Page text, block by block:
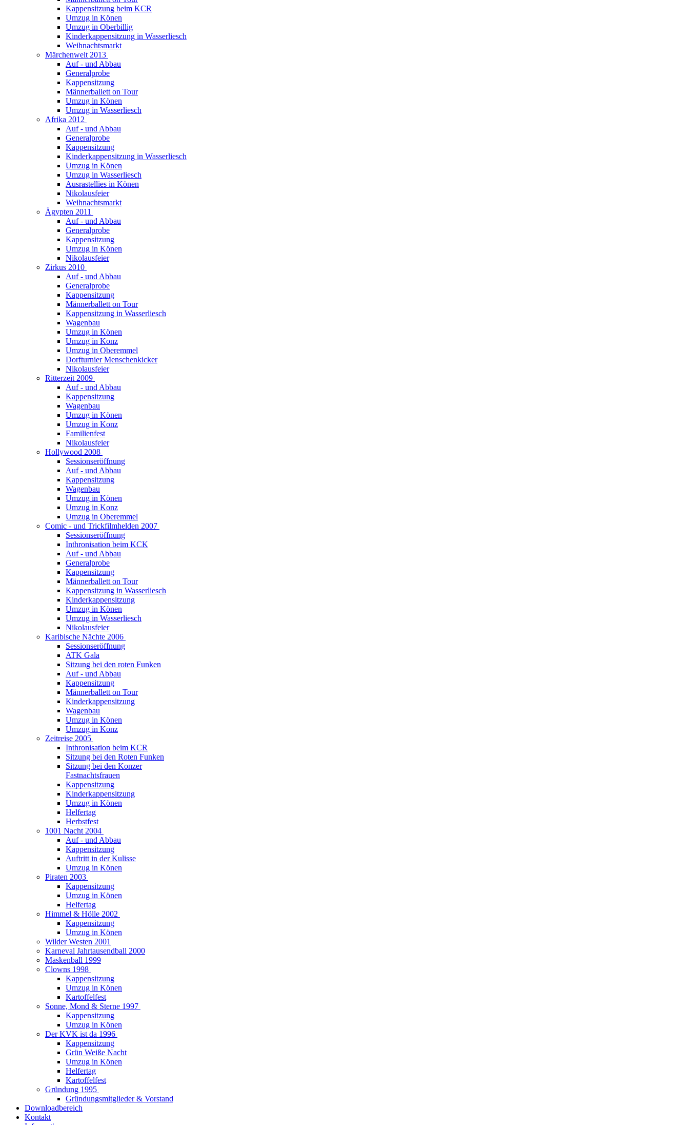
Kappensitzung beim KCR
Umzug in Könen
Umzug in Oberbillig
Kinderkappensitzung in Wasserliesch
Weihnachtsmarkt
Märchenwelt 2013
Auf - und Abbau
Generalprobe
Kappensitzung
Männerballett on Tour
Umzug in Könen
Umzug in Wasserliesch
Afrika 2012
Auf - und Abbau
Generalprobe
Kappensitzung
Kinderkappensitzung in Wasserliesch
Umzug in Könen
Umzug in Wasserliesch
Ausrastellies in Könen
Nikolausfeier
Weihnachtsmarkt
Ägypten 2011
Auf - und Abbau
Generalprobe
Kappensitzung
Umzug in Könen
Nikolausfeier
Zirkus 2010
Auf - und Abbau
Generalprobe
Kappensitzung
Männerballett on Tour
Kappensitzung in Wasserliesch
Wagenbau
Umzug in Könen
Umzug in Konz
Umzug in Oberemmel
Dorfturnier Menschenkicker
Nikolausfeier
Ritterzeit 2009
Auf - und Abbau
Kappensitzung
Wagenbau
Umzug in Könen
Umzug in Konz
Familienfest
Nikolausfeier
Hollywood 2008
Sessionseröffnung
Auf - und Abbau
Kappensitzung
Wagenbau
Umzug in Könen
Umzug in Konz
Umzug in Oberemmel
Comic - und Trickfilmhelden 2007
Sessionseröffnung
Inthronisation beim KCK
Auf - und Abbau
Generalprobe
Kappensitzung
Männerballett on Tour
Kappensitzung in Wasserliesch
Kinderkappensitzung
Umzug in Könen
Umzug in Wasserliesch
Nikolausfeier
Karibische Nächte 2006
Sessionseröffnung
ATK Gala
Sitzung bei den roten Funken
Auf - und Abbau
Kappensitzung
Männerballett on Tour
Kinderkappensitzung
Wagenbau
Umzug in Könen
Umzug in Konz
Zeitreise 2005
Inthronisation beim KCR
Sitzung bei den Roten Funken
Sitzung bei den Konzer
Fastnachtsfrauen
Kappensitzung
Kinderkappensitzung
Umzug in Könen
Helfertag
Herbstfest
1001 Nacht 2004
Auf - und Abbau
Kappensitzung
Auftritt in der Kulisse
Umzug in Könen
Piraten 2003
Kappensitzung
Umzug in Könen
Helfertag
Himmel & Hölle 2002
Kappensitzung
Umzug in Könen
Wilder Westen 2001
Karneval Jahrtausendball 2000
Maskenball 1999
Clowns 1998
Kappensitzung
Umzug in Könen
Kartoffelfest
Sonne, Mond & Sterne 1997
Kappensitzung
Umzug in Könen
Der KVK ist da 1996
Kappensitzung
Grün Weiße Nacht
Umzug in Könen
Helfertag
Kartoffelfest
Gründung 1995
Gründungsmitglieder & Vorstand
Downloadbereich
Kontakt